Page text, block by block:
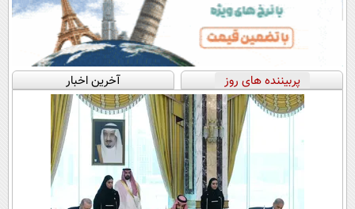
پربیننده های روز آخرین اخبار